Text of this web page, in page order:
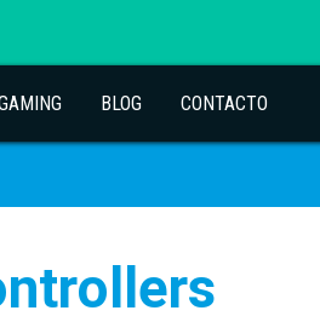
BLOG CONTACTO